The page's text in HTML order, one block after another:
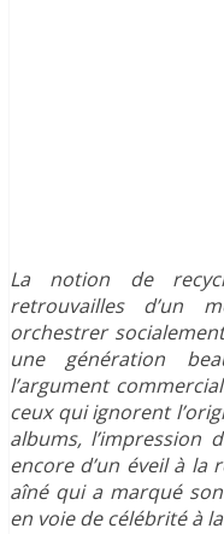
La notion de
retrouvailles d’un
orchestrer
une génération
l’argument
ceux qui ignorent
albums, l’impression
encore d’un éveil à
aîné qui a marqué
en voie de célébrité à